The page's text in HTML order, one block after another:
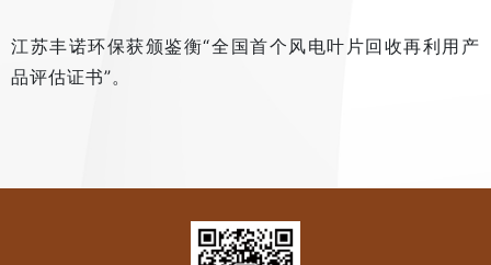
江苏丰诺环保获颁鉴衡“全国首个风电叶片回收再利用产
品评估证书”。